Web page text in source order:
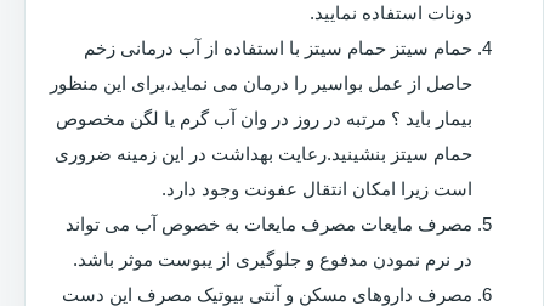
دونات استفاده نمایید.
حمام سیتز حمام سیتز با استفاده از آب درمانی زخم
حاصل از عمل بواسیر را درمان می نماید،برای این منظور
بیمار باید ؟ مرتبه در روز در وان آب گرم یا لگن مخصوص
حمام سیتز بنشینید.رعایت بهداشت در این زمینه ضروری
است زیرا امکان انتقال عفونت وجود دارد.
مصرف مایعات مصرف مایعات به خصوص آب می تواند
در نرم نمودن مدفوع و جلوگیری از یبوست موثر باشد.
مصرف داروهای مسکن و آنتی بیوتیک مصرف این دست